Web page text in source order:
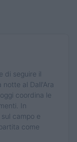
di seguire il
notte al Dall'Ara
coordina le
In
campo e
come